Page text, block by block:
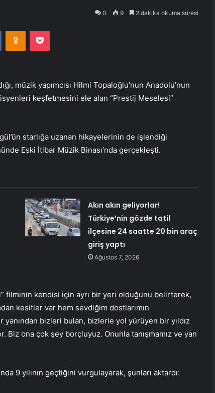
0 9 2 dakika okuma süresi
VKontakteOdnoklassniki
Pocket
müzik yapımcısı Hilmi Topaloğlu’nun Anadolu’nun
keşfetmesini ele alan “Prestij Meselesi”
starlığa uzanan hikayelerinin de işlendiği
Eski İtibar Müzik Binası’nda gerçekleşti.
Akın akın geliyorlar!
Türkiye’nin gözde tatil
ilçesine 24 saatte 20 bin araç
giriş yaptı
Ağustos 7, 2026
filminin kendisi için ayrı bir yeri olduğunu belirterek,
kesitler var hem sevdiğim dostlarımın
bizleri bulan, bizlerle yol yürüyen bir yıldız
Biz ona çok şey borçluyuz. Onunla tanışmamız ve yan
9 yılının geçtiğini vurgulayarak, şunları aktardı: